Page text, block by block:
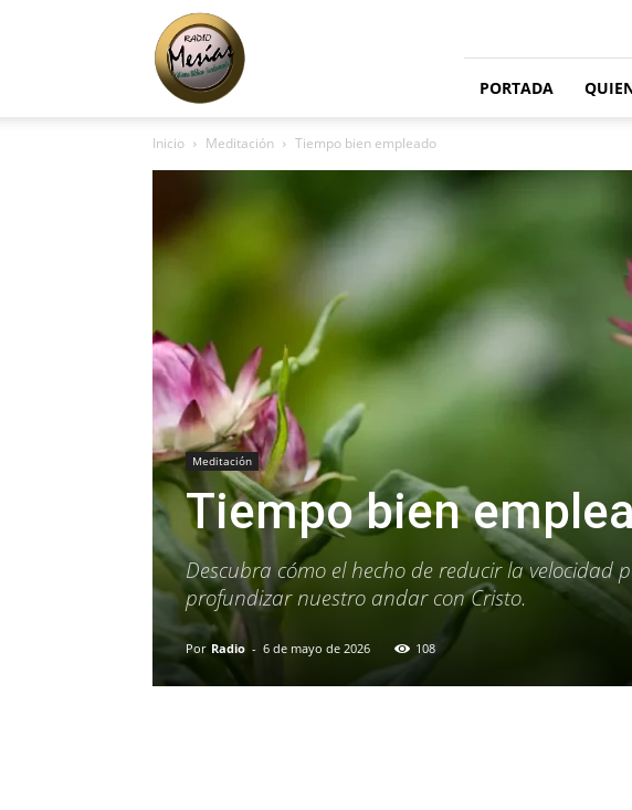
Radio
Mesías
PORTADA
Inicio Meditación Tiempo bien empleado
Meditación
Tiempo bien
Descubra cómo el hecho de reducir la
profundizar nuestro andar con Cristo.
Por Radio - 6 de mayo de 2026 108